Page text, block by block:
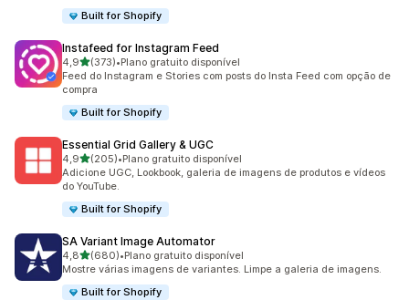
Built for Shopify
Instafeed for Instagram Feed
4,9de 5 estrelas
(373)
373 avaliações ao todo
•Plano gratuito disponível
Feed do Instagram e Stories com posts do Insta Feed com opção de
compra
Built for Shopify
Essential Grid Gallery & UGC
4,9de 5 estrelas
(205)
205 avaliações ao todo
•Plano gratuito disponível
Adicione UGC, Lookbook, galeria de imagens de produtos e vídeos
do YouTube.
Built for Shopify
SA Variant Image Automator
4,8de 5 estrelas
(680)
680 avaliações ao todo
•Plano gratuito disponível
Mostre várias imagens de variantes. Limpe a galeria de imagens.
Built for Shopify